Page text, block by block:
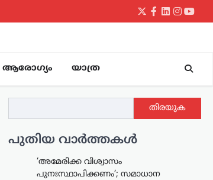
Twitter
Facebook
LinkedIn
ആരോഗ്യം യാത്ര
തിരയുക
പുതിയ വാർത്തകൾ
‘അമേരിക്ക വിശ്വാസം
പുനഃസ്ഥാപിക്കണം’; സമാധാന